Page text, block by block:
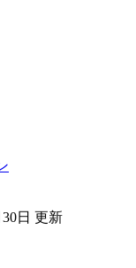
30日 更新